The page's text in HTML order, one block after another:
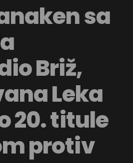
sa
Briž,
Leka
20. titule
protiv